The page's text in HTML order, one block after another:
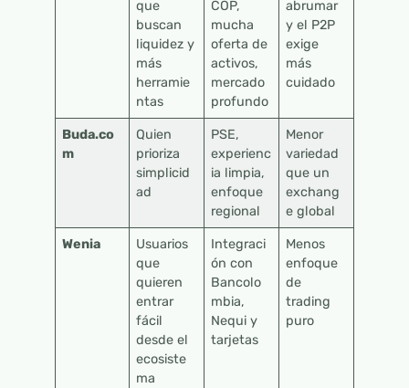
que
buscan
liquidez y
más
herramie
ntas
COP,
mucha
oferta de
activos,
mercado
profundo
abrumar
y el P2P
exige
más
cuidado
Buda.co
m
Quien
prioriza
simplicid
ad
PSE,
experienc
ia limpia,
enfoque
regional
Menor
variedad
que un
exchang
e global
Wenia
Usuarios
que
quieren
entrar
fácil
desde el
ecosiste
ma
Integraci
ón con
Bancolo
mbia,
Nequi y
tarjetas
Menos
enfoque
de
trading
puro